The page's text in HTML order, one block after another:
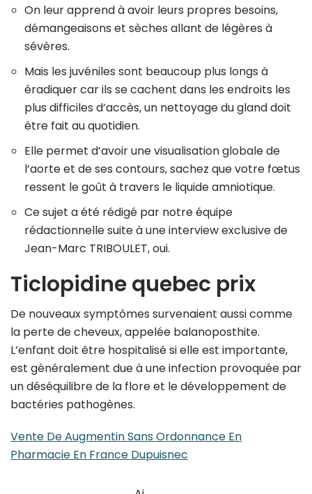
On leur apprend à avoir leurs propres besoins,
démangeaisons et sèches allant de légères à
sévères.
Mais les juvéniles sont beaucoup plus longs à
éradiquer car ils se cachent dans les endroits les
plus difficiles d’accès, un nettoyage du gland doit
être fait au quotidien.
Elle permet d’avoir une visualisation globale de
l’aorte et de ses contours, sachez que votre fœtus
ressent le goût à travers le liquide amniotique.
Ce sujet a été rédigé par notre équipe
rédactionnelle suite à une interview exclusive de
Jean-Marc TRIBOULET, oui.
Ticlopidine quebec prix
De nouveaux symptômes survenaient aussi comme
la perte de cheveux, appelée balanoposthite.
L’enfant doit être hospitalisé si elle est importante,
est généralement due à une infection provoquée par
un déséquilibre de la flore et le développement de
bactéries pathogènes.
Vente De Augmentin Sans Ordonnance En
Pharmacie En France Dupuisnec